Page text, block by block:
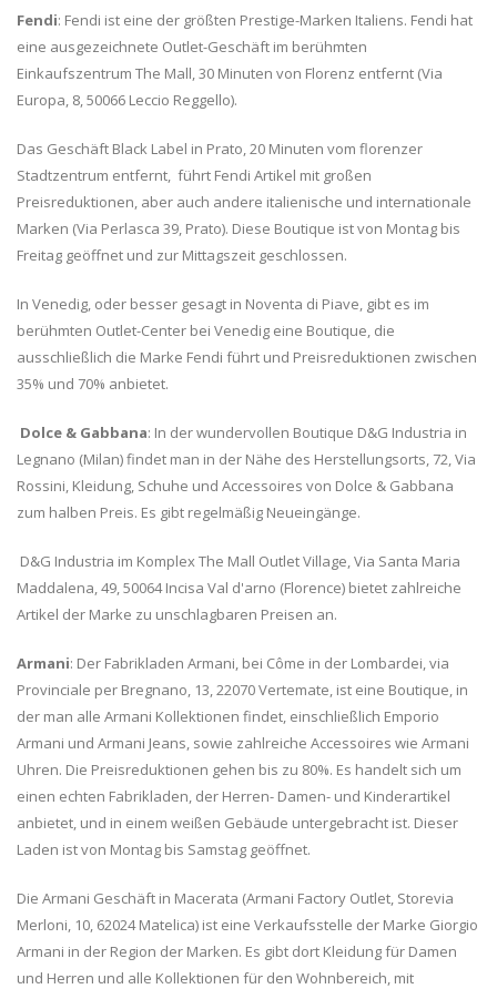
Fendi: Fendi ist eine der größten Prestige-Marken Italiens. Fendi hat
eine ausgezeichnete Outlet-Geschäft im berühmten
Einkaufszentrum The Mall, 30 Minuten von Florenz entfernt (Via
Europa, 8, 50066 Leccio Reggello).
Das Geschäft Black Label in Prato, 20 Minuten vom florenzer
Stadtzentrum entfernt, führt Fendi Artikel mit großen
Preisreduktionen, aber auch andere italienische und internationale
Marken (Via Perlasca 39, Prato). Diese Boutique ist von Montag bis
Freitag geöffnet und zur Mittagszeit geschlossen.
In Venedig, oder besser gesagt in Noventa di Piave, gibt es im
berühmten Outlet-Center bei Venedig eine Boutique, die
ausschließlich die Marke Fendi führt und Preisreduktionen zwischen
35% und 70% anbietet.
Dolce & Gabbana: In der wundervollen Boutique D&G Industria in
Legnano (Milan) findet man in der Nähe des Herstellungsorts, 72, Via
Rossini, Kleidung, Schuhe und Accessoires von Dolce & Gabbana
zum halben Preis. Es gibt regelmäßig Neueingänge.
D&G Industria im Komplex The Mall Outlet Village, Via Santa Maria
Maddalena, 49, 50064 Incisa Val d'arno (Florence) bietet zahlreiche
Artikel der Marke zu unschlagbaren Preisen an.
Armani: Der Fabrikladen Armani, bei Côme in der Lombardei, via
Provinciale per Bregnano, 13, 22070 Vertemate, ist eine Boutique, in
der man alle Armani Kollektionen findet, einschließlich Emporio
Armani und Armani Jeans, sowie zahlreiche Accessoires wie Armani
Uhren. Die Preisreduktionen gehen bis zu 80%. Es handelt sich um
einen echten Fabrikladen, der Herren- Damen- und Kinderartikel
anbietet, und in einem weißen Gebäude untergebracht ist. Dieser
Laden ist von Montag bis Samstag geöffnet.
Die Armani Geschäft in Macerata (Armani Factory Outlet, Storevia
Merloni, 10, 62024 Matelica) ist eine Verkaufsstelle der Marke Giorgio
Armani in der Region der Marken. Es gibt dort Kleidung für Damen
und Herren und alle Kollektionen für den Wohnbereich, mit